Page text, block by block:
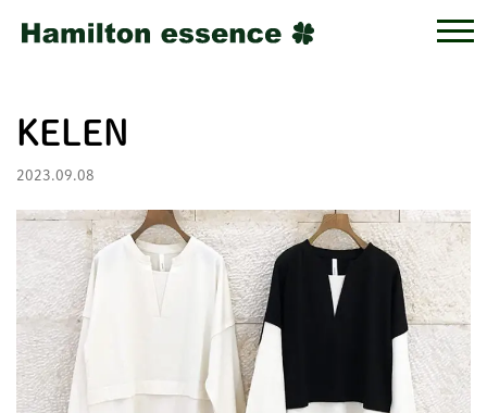
KELEN
2023.09.08